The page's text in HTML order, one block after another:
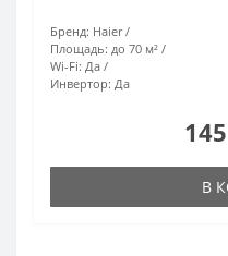
Бренд: Haier
Площадь: до 70 м²
Wi-Fi: Да
Инвертор: Да
В